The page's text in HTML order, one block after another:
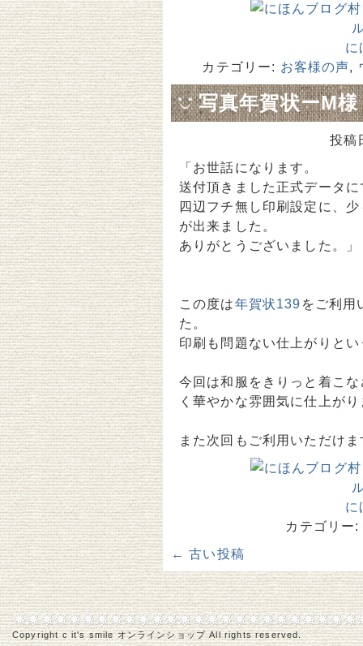
に
カテゴリー: お客様の声,
写真年賀状ーM様
投稿
「お世話になります。
送付頂きました正式データ
四辺フチ無し印刷設定に、
が出来ました。
ありがとうございました。」
この度は年賀状139 をご利用
た。
印刷も問題ない仕上がりと
今回は和服をきりっと着こ
く華やかな雰囲気に仕上が
また次回もご利用いただけ
に
カテゴリー:
← 古い投稿
Copyright c it's smile オンラインショップ All rights reserved.